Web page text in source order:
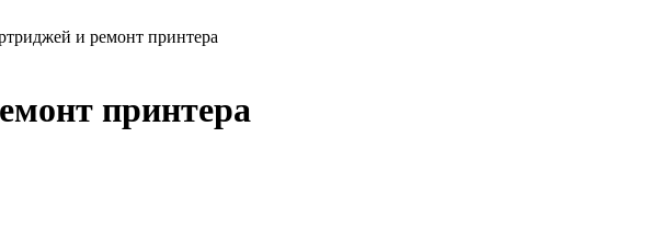
и ремонт принтера
принтера